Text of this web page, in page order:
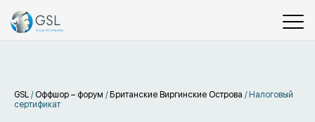
GSL / Оффшор – форум / Британские Виргинские Острова / Налоговый
сертификат